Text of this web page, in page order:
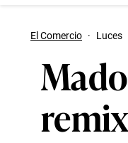
El Comercio · Luces